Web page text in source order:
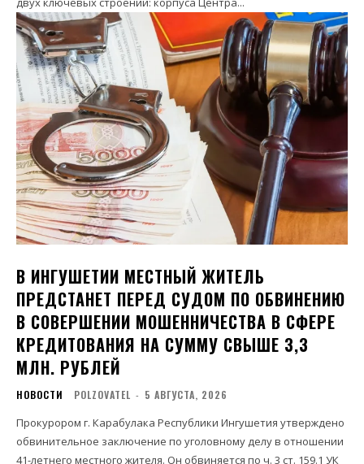
В ИНГУШЕТИИ МЕСТНЫЙ ЖИТЕЛЬ
ПРЕДСТАНЕТ ПЕРЕД СУДОМ ПО ОБВИНЕНИЮ
В СОВЕРШЕНИИ МОШЕННИЧЕСТВА В СФЕРЕ
КРЕДИТОВАНИЯ НА СУММУ СВЫШЕ 3,3
МЛН. РУБЛЕЙ
НОВОСТИ POLZOVATEL - 5 АВГУСТА, 2026
Прокурором г. Карабулака Республики Ингушетия утверждено
обвинительное заключение по уголовному делу в отношении
41-летнего местного жителя. Он обвиняется по ч. 3 ст. 159.1 УК